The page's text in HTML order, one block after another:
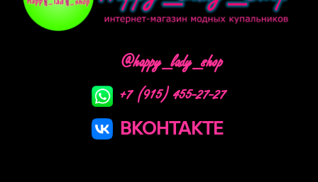
@happy_lady_shop
+7 (915) 455-27-27
ВКОНТАКТЕ